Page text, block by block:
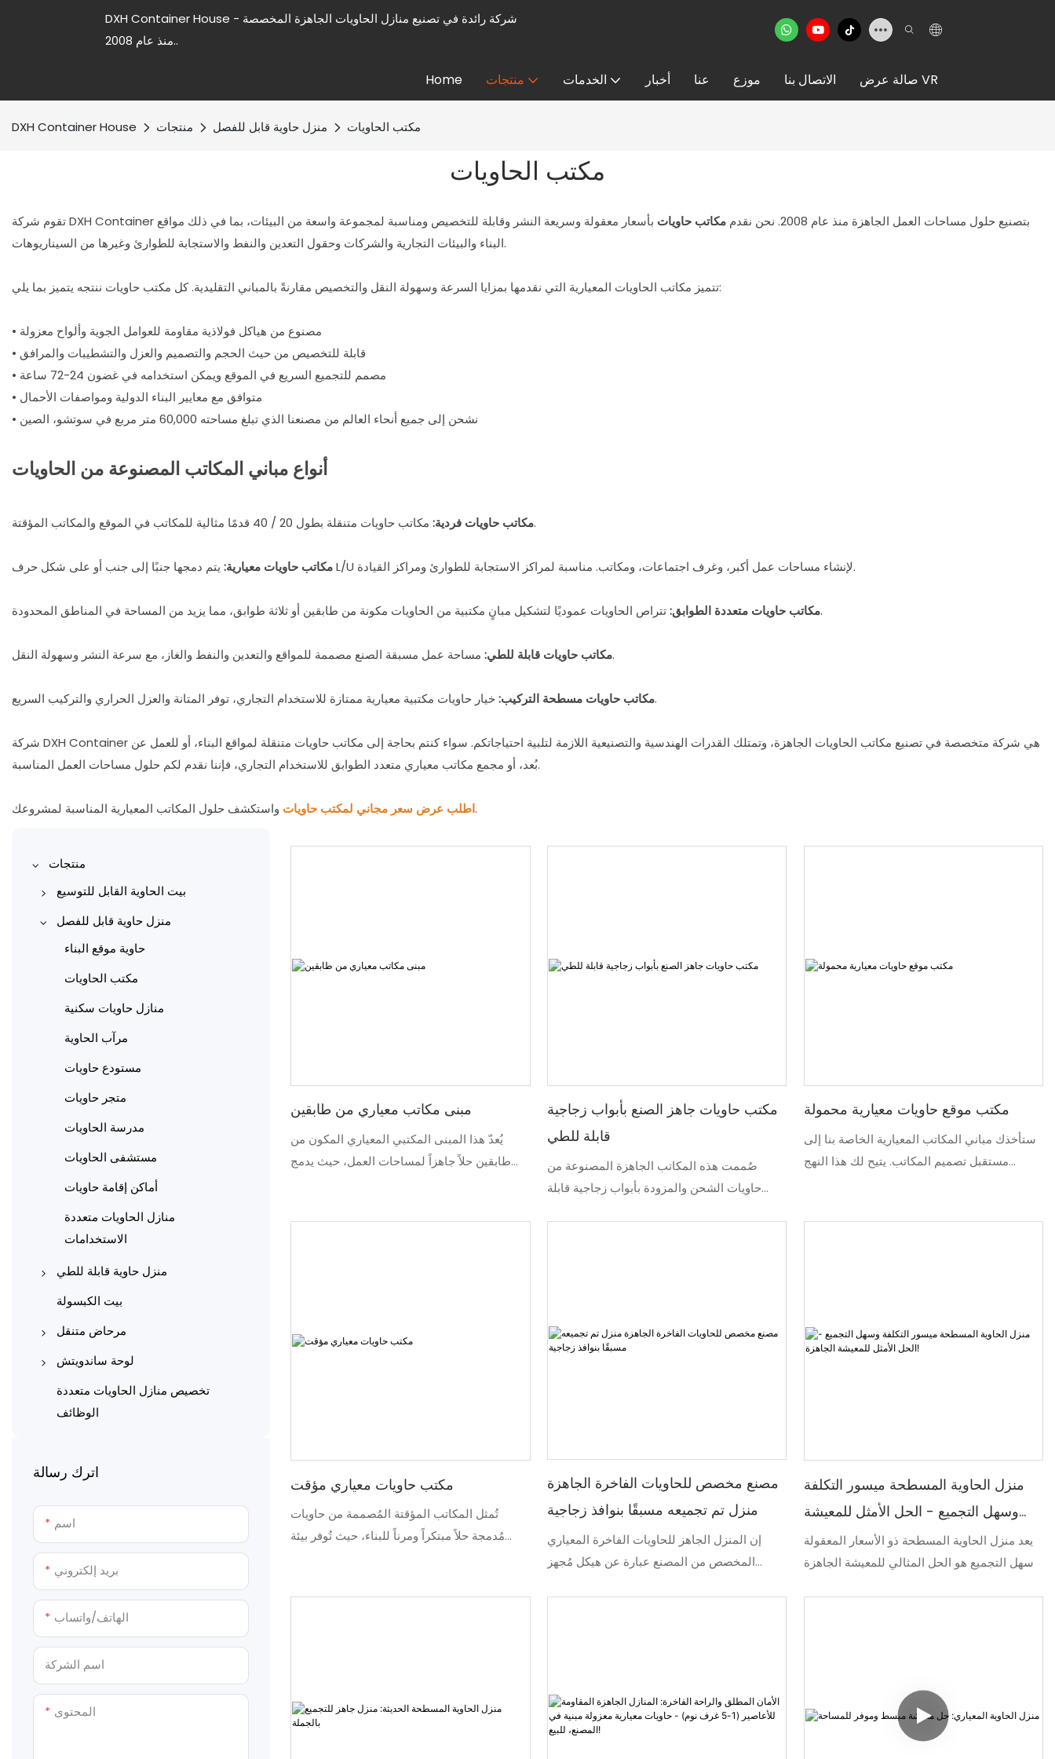
DXH Container House - شركة رائدة في تصنيع منازل الحاويات الجاهزة المخصصة
منذ عام 2008..
Home منتجات الخدمات أخبار عنا موزع الاتصال بنا صالة عرض VR
DXH Container House منتجات منزل حاوية قابل للفصل مكتب الحاويات
مكتب الحاويات
تقوم شركة DXH Container بتصنيع حلول مساحات العمل الجاهزة منذ عام 2008. نحن نقدم مكاتب حاويات بأسعار معقولة وسريعة النشر وقابلة للتخصيص ومناسبة لمجموعة واسعة من البيئات، بما في ذلك مواقع
البناء والبيئات التجارية والشركات وحقول التعدين والنفط والاستجابة للطوارئ وغيرها من السيناريوهات.
تتميز مكاتب الحاويات المعيارية التي نقدمها بمزايا السرعة وسهولة النقل والتخصيص مقارنةً بالمباني التقليدية. كل مكتب حاويات ننتجه يتميز بما يلي:
• مصنوع من هياكل فولاذية مقاومة للعوامل الجوية وألواح معزولة
• قابلة للتخصيص من حيث الحجم والتصميم والعزل والتشطيبات والمرافق
• مصمم للتجميع السريع في الموقع ويمكن استخدامه في غضون 24-72 ساعة
• متوافق مع معايير البناء الدولية ومواصفات الأحمال
• نشحن إلى جميع أنحاء العالم من مصنعنا الذي تبلغ مساحته 60,000 متر مربع في سوتشو، الصين
أنواع مباني المكاتب المصنوعة من الحاويات
مكاتب حاويات فردية:مكاتب حاويات متنقلة بطول 20 / 40 قدمًا مثالية للمكاتب في الموقع والمكاتب المؤقتة.
مكاتب حاويات معيارية: يتم دمجها جنبًا إلى جنب أو على شكل حرف L/U لإنشاء مساحات عمل أكبر، وغرف اجتماعات، ومكاتب. مناسبة لمراكز الاستجابة للطوارئ ومراكز القيادة.
مكاتب حاويات متعددة الطوابق:تتراص الحاويات عموديًا لتشكيل مبانٍ مكتبية من الحاويات مكونة من طابقين أو ثلاثة طوابق، مما يزيد من المساحة في المناطق المحدودة.
مكاتب حاويات قابلة للطي:مساحة عمل مسبقة الصنع مصممة للمواقع والتعدين والنفط والغاز، مع سرعة النشر وسهولة النقل.
مكاتب حاويات مسطحة التركيب:خيار حاويات مكتبية معيارية ممتازة للاستخدام التجاري، توفر المتانة والعزل الحراري والتركيب السريع.
شركة DXH Container هي شركة متخصصة في تصنيع مكاتب الحاويات الجاهزة، وتمتلك القدرات الهندسية والتصنيعية اللازمة لتلبية احتياجاتكم. سواء كنتم بحاجة إلى مكاتب حاويات متنقلة لمواقع البناء، أو للعمل عن
بُعد، أو مجمع مكاتب معياري متعدد الطوابق للاستخدام التجاري، فإننا نقدم لكم حلول مساحات العمل المناسبة.
اطلب عرض سعر مجاني لمكتب حاوياتواستكشف حلول المكاتب المعيارية المناسبة لمشروعك.
منتجات
بيت الحاوية القابل للتوسيع
منزل حاويات قابل للتوسيع 10
أقدام
منزل حاوية قابل للتوسيع 20 قدم
منزل حاوية قابل للفصل
حاوية موقع البناء
مكتب الحاويات
منازل حاويات سكنية
مرآب الحاوية
مستودع حاويات
متجر حاويات
مدرسة الحاويات
مستشفى الحاويات
أماكن إقامة حاويات
منازل الحاويات متعددة
الاستخدامات
منزل حاوية قابلة للطي
منازل حاويات قابلة للطي على
بيت الكبسولة
مرحاض متنقل
مراحيض محمولة من الفولاذ
مراحيض وحمامات حاويات
وحدات حمامات ودُش جاهزة الصنع
لوحة ساندويتش
ألواح ساندويتش مصنوعة آليًا
ألواح ساندويتش مصنوعة يدوياً
تخصيص منازل الحاويات متعددة
الوظائف
اترك رسالة
اسم
بريد إلكتروني
الهاتف/واتساب
اسم الشركة
المحتوى
مبنى مكاتب معياري من طابقين
يُعدّ هذا المبنى المكتبي المعياري المكون من
طابقين حلاً جاهزاً لمساحات العمل، حيث يدمج
وغرف اجتماعات، ودورات مياه، ومناطق لياقة
بكفاءة عالية في الموقع. ويمكن تخصيص تصميمه
مكتب حاويات جاهز الصنع بأبواب زجاجية
قابلة للطي
صُممت هذه المكاتب الجاهزة المصنوعة من
حاويات الشحن والمزودة بأبواب زجاجية قابلة
موقعكم. تتميز مكاتب الحاويات ذات الأبواب
لمواقع البناء، وإدارة الفعاليات، والمؤسسات
التعليمية، أو متاجر البيع بالتجزئة.
مكتب موقع حاويات معيارية محمولة
ستأخذك مباني المكاتب المعيارية الخاصة بنا إلى
مستقبل تصميم المكاتب. يتيح لك هذا النهج
والإكسسوارات المعيارية، يمكنك تكوين أي شيء
مكتب حاويات معياري مؤقت
تُمثل المكاتب المؤقتة المُصممة من حاويات
مُدمجة حلاً مبتكراً ومرناً للبناء، حيث تُوفر بيئة
وإمكانية النشر السريع للمكاتب المؤقتة.
مصنع مخصص للحاويات الفاخرة الجاهزة
منزل تم تجميعه مسبقًا بنوافذ زجاجية
إن المنزل الجاهز للحاويات الفاخرة المعياري
المخصص من المصنع عبارة عن هيكل مُجهز
منزل الحاوية المسطحة ميسور التكلفة
وسهل التجميع - الحل الأمثل للمعيشة
يعد منزل الحاوية المسطحة ذو الأسعار المعقولة
وسهل التجميع هو الحل المثالي للمعيشة الجاهزة